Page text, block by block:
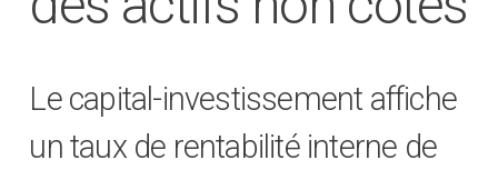
Le capital-investissement affiche
un taux de rentabilité interne de